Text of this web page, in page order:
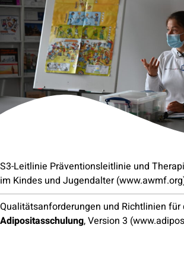
S3-Leitlinie Präventionsleitlinie und
im Kindes und Jugendalter
Qualitätsanforderungen und Richtlinien für
Adipositasschulung, Version 3